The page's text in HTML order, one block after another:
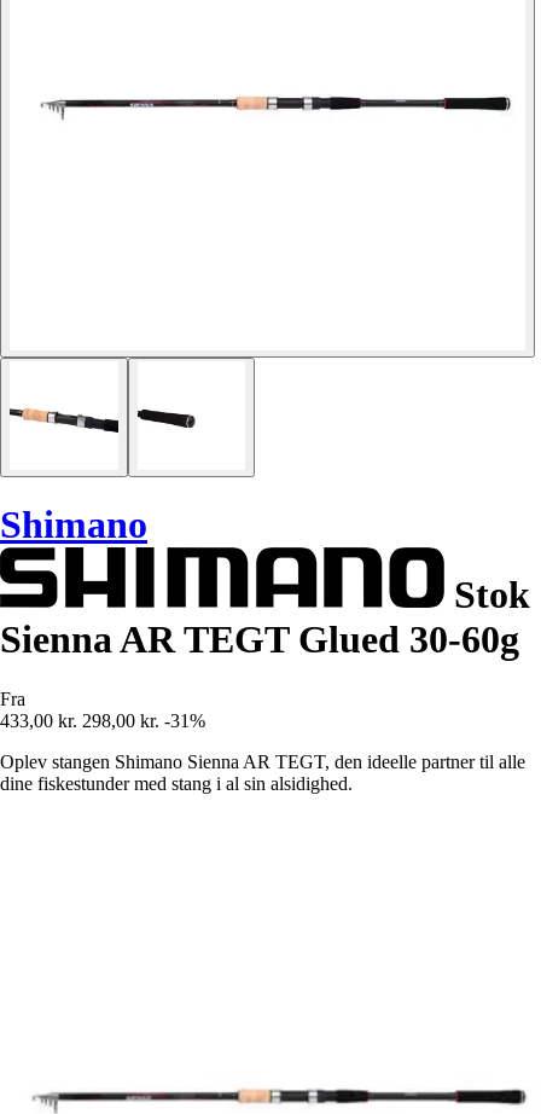
Shimano
Stok
Sienna AR TEGT Glued 30-60g
Fra
433,00 kr. 298,00 kr. -31%
Oplev stangen Shimano Sienna AR TEGT, den ideelle partner til alle
dine fiskestunder med stang i al sin alsidighed.